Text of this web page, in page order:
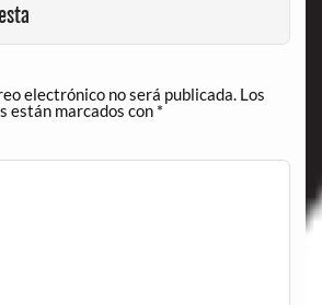
electrónico no será publicada. Los
están marcados con *